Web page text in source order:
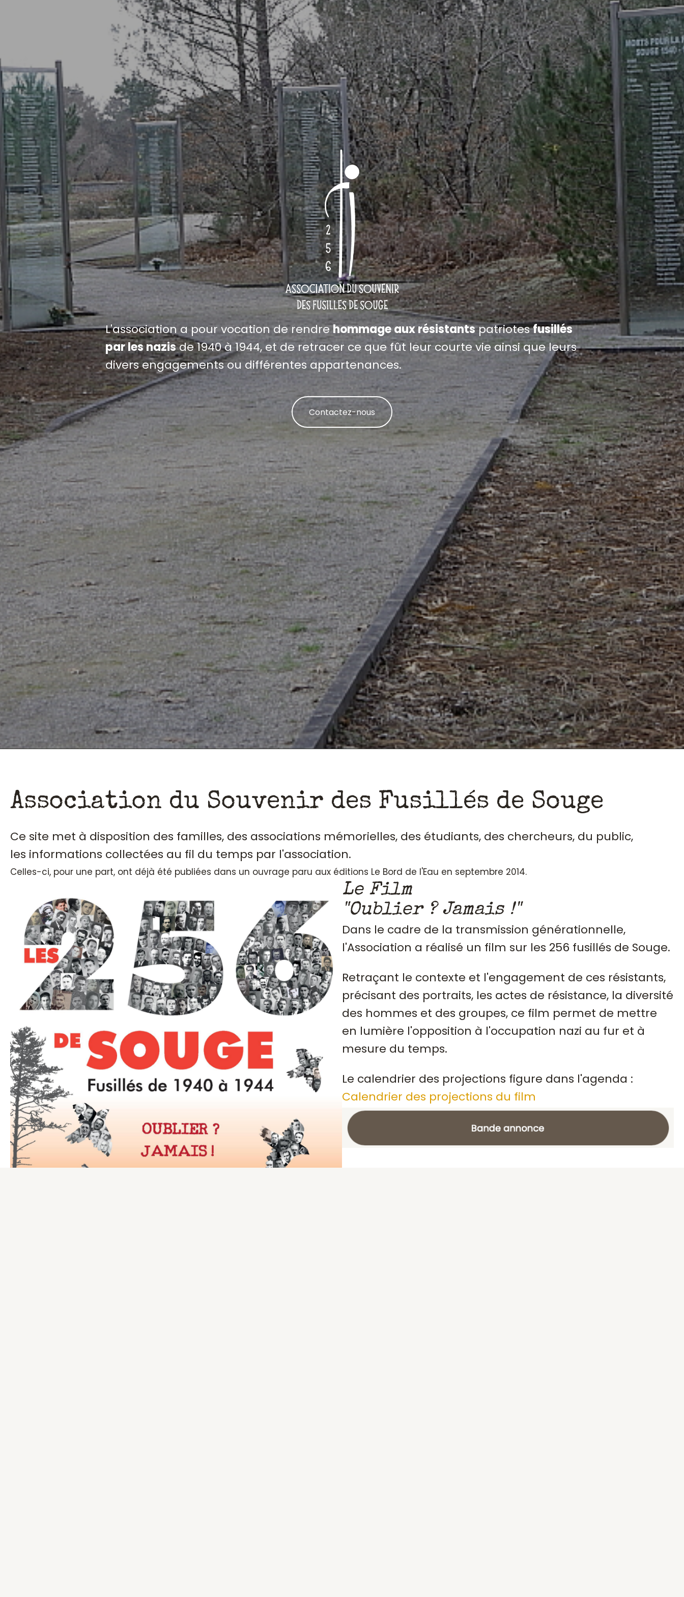
L'association a pour vocation de rendrehommage aux résistantspatriotesfusillés
par les nazisde 1940 à 1944, et de retracer ce que fût leur courte vie ainsi que leurs
divers engagements ou différentes appartenances.
Contactez-nous
Association du Souvenir des Fusillés de Souge
Ce site met à disposition des familles, des associations mémorielles, des étudiants, des chercheurs, du public,
les informations collectées au fil du temps par l'association.
Celles-ci, pour une part, ont déjà été publiées dans un ouvrage paru aux éditions Le Bord de l'Eau en septembre 2014.
Le Film
"Oublier ? Jamais !"
Dans le cadre de la transmission générationnelle,
l'Association a réalisé un film sur les 256 fusillés de Souge.
Retraçant le contexte et l'engagement de ces résistants,
précisant des portraits, les actes de résistance, la diversité
des hommes et des groupes, ce film permet de mettre
en lumière l'opposition à l'occupation nazi au fur et à
mesure du temps.
Le calendrier des projections figure dans l'agenda :
Calendrier des projections du film